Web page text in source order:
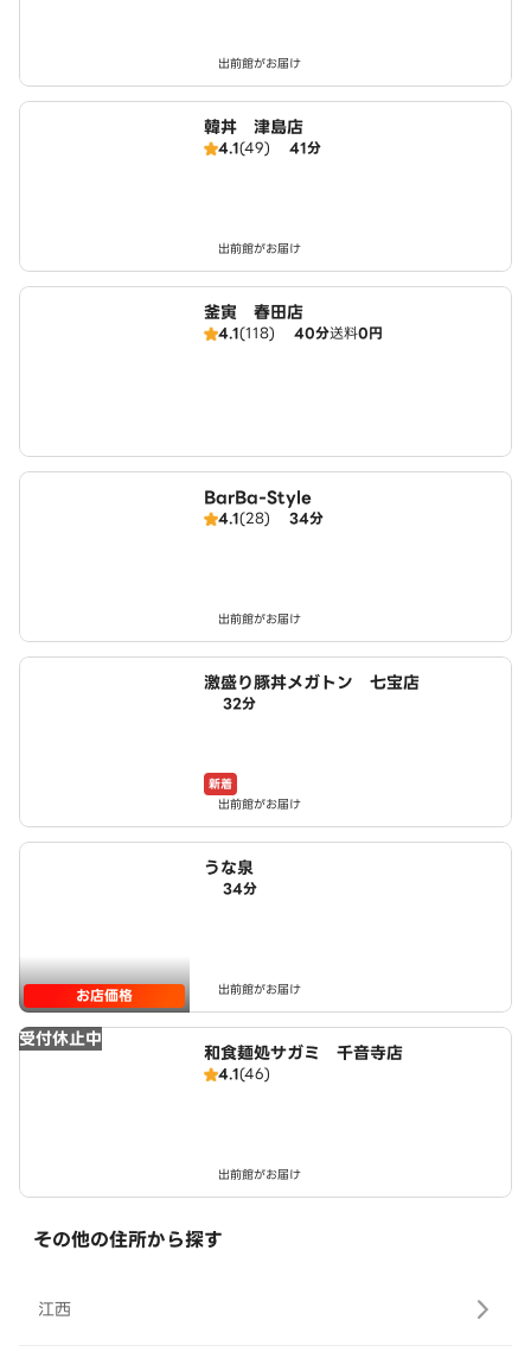
出前館がお届け
韓丼 津島店
4.1(49) 41分
出前館がお届け
釜寅 春田店
4.1(118) 40分送料0円
BarBa-Style
4.1(28) 34分
出前館がお届け
激盛り豚丼メガトン 七宝店
32分
新着
出前館がお届け
お店価格
うな泉
34分
出前館がお届け
受付休止中
和食麺処サガミ 千音寺店
4.1(46)
出前館がお届け
その他の住所から探す
江西